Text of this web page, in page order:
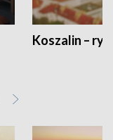
Koszalin –